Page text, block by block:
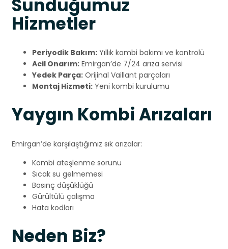
Sunduğumuz
Hizmetler
Periyodik Bakım: Yıllık kombi bakımı ve kontrolü
Acil Onarım: Emirgan’de 7/24 arıza servisi
Yedek Parça: Orijinal Vaillant parçaları
Montaj Hizmeti: Yeni kombi kurulumu
Yaygın Kombi Arızaları
Emirgan’de karşılaştığımız sık arızalar:
Kombi ateşlenme sorunu
Sıcak su gelmemesi
Basınç düşüklüğü
Gürültülü çalışma
Hata kodları
Neden Biz?